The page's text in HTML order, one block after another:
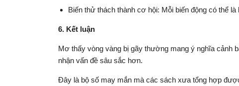
Biến thử thách thành cơ hội: Mỗi biến động có thể
6. Kết luận
Mơ thấy vòng vàng bị gãy thường mang ý nghĩa cảnh
nhận vấn đề sâu sắc hơn.
Đây là bộ số may mắn mà các sách xưa tổng hợp